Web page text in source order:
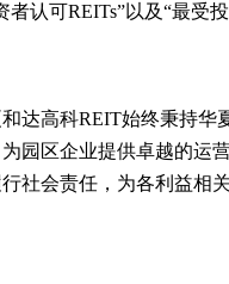
认可REITs”以及“最受投
达高科REIT始终秉持华
园区企业提供卓越的运
社会责任，为各利益相